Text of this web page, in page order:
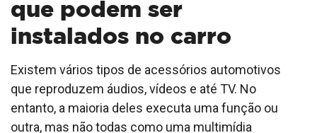
que podem ser
instalados no carro
Existem vários tipos de acessórios automotivos
que reproduzem áudios, vídeos e até TV. No
entanto, a maioria deles executa uma função ou
outra, mas não todas como uma multimídia